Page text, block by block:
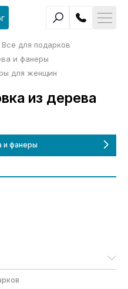
Все для подарков
и фанеры
для женщин
из дерева
и фанеры